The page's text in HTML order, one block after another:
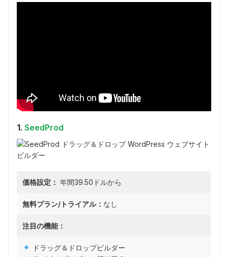
1. SeedProd
価格設定： 年間39.50ドルから
無料プラン/トライアル： なし
注目の機能：
ドラッグ＆ドロップビルダー